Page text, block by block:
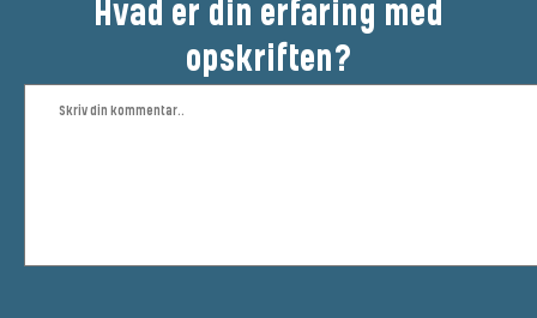
Hvad er din erfaring med
opskriften?